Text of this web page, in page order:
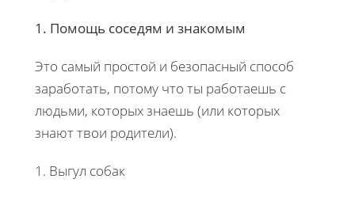
1. Помощь соседям и знакомым
Это самый простой и безопасный способ
заработать, потому что ты работаешь с
людьми, которых знаешь (или которых
знают твои родители).
1. Выгул собак